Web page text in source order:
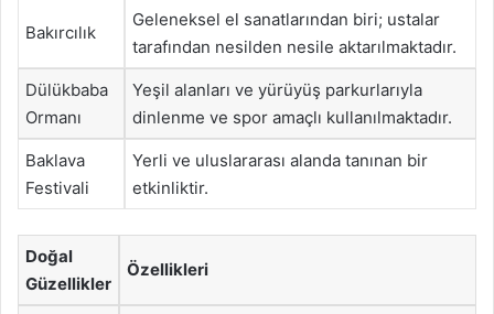
Bakırcılık
Geleneksel el sanatlarından biri; ustalar
tarafından nesilden nesile aktarılmaktadır.
Dülükbaba
Ormanı
Yeşil alanları ve yürüyüş parkurlarıyla
dinlenme ve spor amaçlı kullanılmaktadır.
Baklava
Festivali
Yerli ve uluslararası alanda tanınan bir
etkinliktir.
Doğal
Güzellikler
Özellikleri